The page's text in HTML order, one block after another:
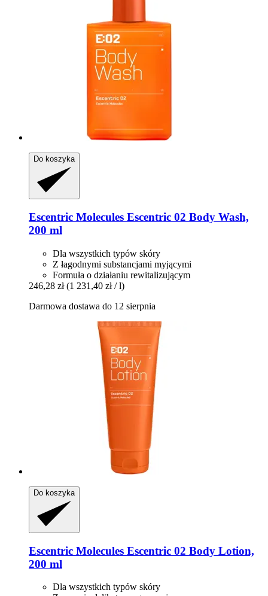
Do koszyka
Escentric Molecules Escentric 02 Body Wash,
200 ml
Dla wszystkich typów skóry
Z łagodnymi substancjami myjącymi
Formuła o działaniu rewitalizującym
246,28 zł (1 231,40 zł / l)
Darmowa dostawa do 12 sierpnia
Do koszyka
Escentric Molecules Escentric 02 Body Lotion,
200 ml
Dla wszystkich typów skóry